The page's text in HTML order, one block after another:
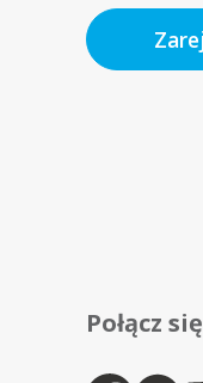
Połącz